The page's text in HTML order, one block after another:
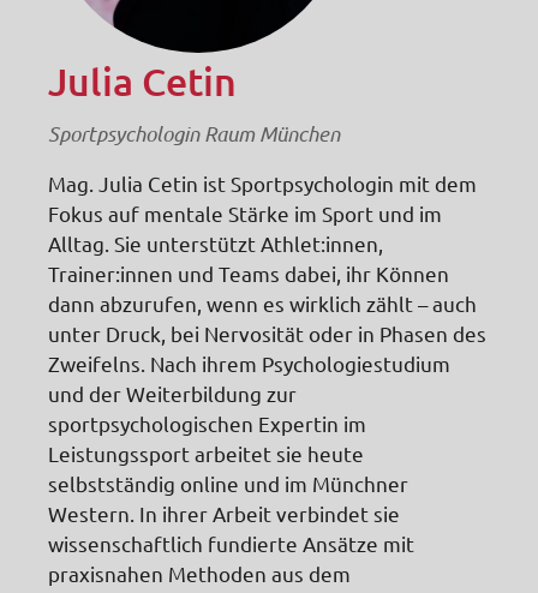
Julia Cetin
Sportpsychologin Raum München
Mag. Julia Cetin ist Sportpsychologin mit dem
Fokus auf mentale Stärke im Sport und im
Alltag. Sie unterstützt Athlet:innen,
Trainer:innen und Teams dabei, ihr Können
dann abzurufen, wenn es wirklich zählt – auch
unter Druck, bei Nervosität oder in Phasen des
Zweifelns. Nach ihrem Psychologiestudium
und der Weiterbildung zur
sportpsychologischen Expertin im
Leistungssport arbeitet sie heute
selbstständig online und im Münchner
Western. In ihrer Arbeit verbindet sie
wissenschaftlich fundierte Ansätze mit
praxisnahen Methoden aus dem